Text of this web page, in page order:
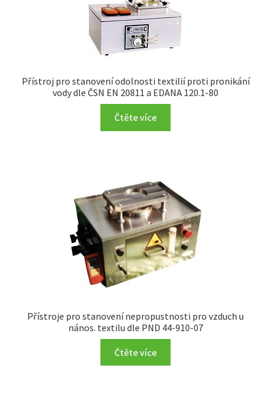
Přístroj pro stanovení odolnosti textilií proti pronikání
vody dle ČSN EN 20811 a EDANA 120.1-80
Čtěte více
Přístroje pro stanovení nepropustnosti pro vzduch u
nános. textilu dle PND 44-910-07
Čtěte více